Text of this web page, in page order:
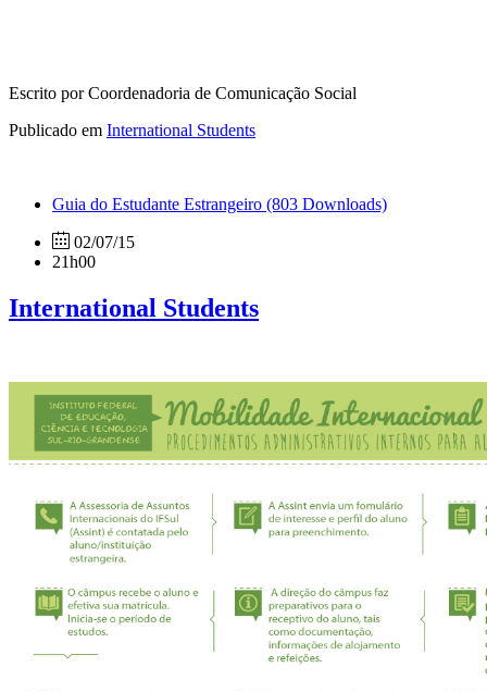
Escrito por Coordenadoria de Comunicação Social
Publicado em International Students
Guia do Estudante Estrangeiro (803 Downloads)
02/07/15
21h00
International Students